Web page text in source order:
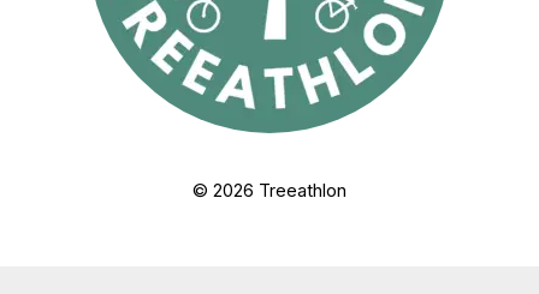
© 2026 Treeathlon